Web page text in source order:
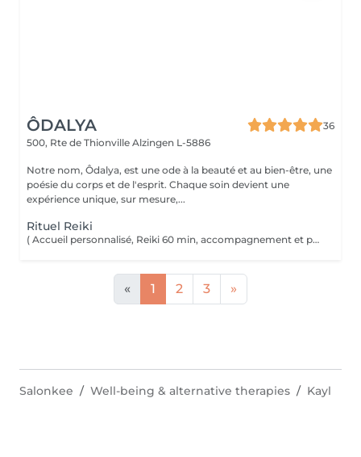
ÔDALYA
36
500, Rte de Thionville Alzingen L-5886
Notre nom, Ôdalya, est une ode à la beauté et au bien-être, une
poésie du corps et de l'esprit. Chaque soin devient une
expérience unique, sur mesure,...
Rituel Reiki
( Accueil personnalisé, Reiki 60 min, accompagnement et partage ) Soin énergétique d'origine japonaise qui permet de faire circuler et d'harmoniser l'énergie du corps. Le Reiki aide à apaiser le corps et l'esprit, favorise la relaxation, contribue à améliorer le sommeil, calme les tensions.
« 1 2 3 »
Salonkee Well-being & alternative therapies Kayl